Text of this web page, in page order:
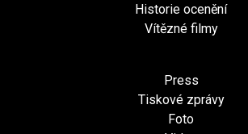
Historie ocenění
Vítězné filmy
Press
Tiskové zprávy
Foto